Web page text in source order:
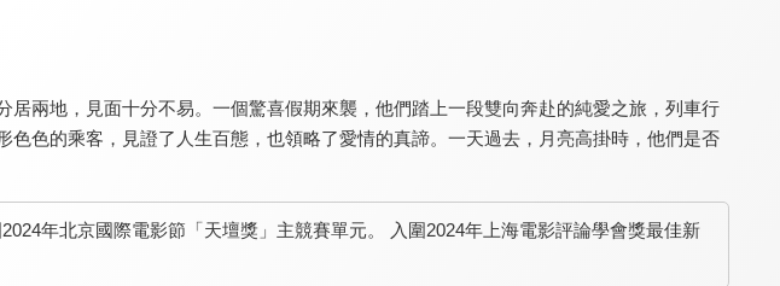
聚焦30+人生愛情故事 倩女幽魂 X 西遊記 歐洲新世代的成長焦慮
兩地，見面十分不易。一個驚喜假期來襲，他們踏上一段雙向奔赴的純愛之旅，列車行
色的乘客，見證了人生百態，也領略了愛情的真諦。一天過去，月亮高掛時，他們是否
年北京國際電影節「天壇獎」主競賽單元。 入圍2024年上海電影評論學會獎最佳新